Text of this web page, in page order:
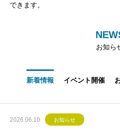
できます。
お知ら
新着情報 イベント開催
2026.06.10 お知らせ